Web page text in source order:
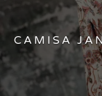
CAMISA